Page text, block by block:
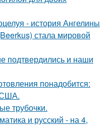
- история Ангелины
стала мировой
подтвердились и наши
понадобится:
США.
трубочки.
и русский - на 4,